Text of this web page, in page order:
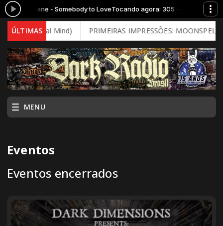
Airplane - Somebody to LoveTocando agora: 305 - Jefferson
ÚLTIMAS
- Brutal Mind) PRIMEIRAS IMPRESSÕES: MOONSPELL -
MENU
Eventos
Eventos encerrados